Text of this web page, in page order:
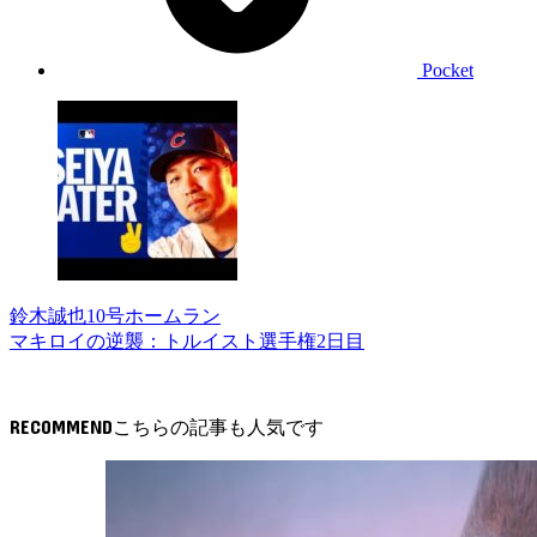
Pocket
鈴木誠也10号ホームラン
マキロイの逆襲：トルイスト選手権2日目
RECOMMEND